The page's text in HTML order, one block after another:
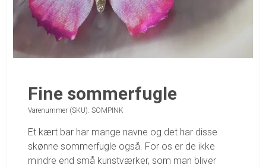
Fine sommerfugle
Varenummer (SKU):SOMPINK
Et kært bar har mange navne og det har disse
skønne sommerfugle også. For os er de ikke
mindre end små kunstværker, som man bliver